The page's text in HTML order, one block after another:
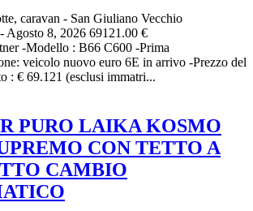
caravan - San Giuliano Vecchio
- Agosto 8, 2026 69121.00 €
-Modello : B66 C600 -Prima
veicolo nuovo euro 6E in arrivo -Prezzo del
: € 69.121 (esclusi immatri...
PURO LAIKA KOSMO
CON TETTO A
CAMBIO